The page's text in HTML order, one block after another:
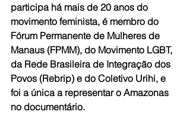
participa há mais de 20 anos do
movimento feminista, é membro do
Fórum Permanente de Mulheres de
Manaus (FPMM), do Movimento LGBT,
da Rede Brasileira de Integração dos
Povos (Rebrip) e do Coletivo Urihi, e
foi a única a representar o Amazonas
no documentário.